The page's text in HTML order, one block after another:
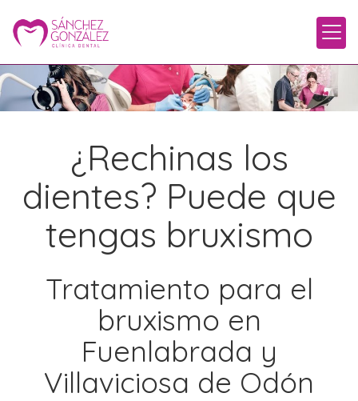
¿Rechinas los
dientes? Puede que
tengas bruxismo
Tratamiento para el
bruxismo en
Fuenlabrada y
Villaviciosa de Odón